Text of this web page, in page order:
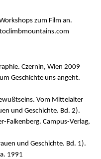
zum Film an.
Czernin, Wien 2009
Geschichte uns angeht.
Vom Mittelalter
und Geschichte. Bd. 2).
Falkenberg. Campus-Verlag,
und Geschichte. Bd. 1).
1991